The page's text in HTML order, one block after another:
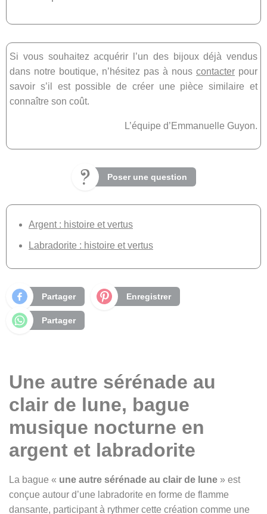
Si vous souhaitez acquérir l’un des bijoux déjà vendus
dans notre boutique, n’hésitez pas à nous contacter pour
savoir s’il est possible de créer une pièce similaire et
connaître son coût.
L’équipe d’Emmanuelle Guyon.
Poser une question
Argent : histoire et vertus
Labradorite : histoire et vertus
Partager Enregistrer
Partager
Une autre sérénade au
clair de lune, bague
musique nocturne en
argent et labradorite
La bague « une autre sérénade au clair de lune » est
conçue autour d’une labradorite en forme de flamme
dansante, participant à rythmer cette création comme une